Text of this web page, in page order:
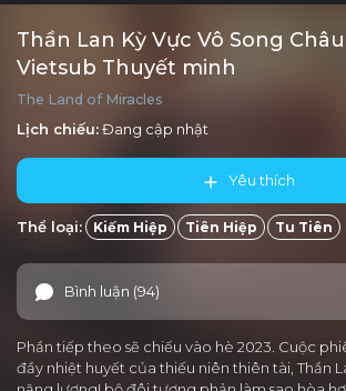
Thần Lan Kỳ Vực Vô Song
Vietsub Thuyết minh
The Land of Miracles
Lịch chiếu:Đang cập nhật
Yêu thích
Thể loại: Kiếm Hiệp Tiên Hiệp Tu Tiên
Bình luận (94)
Phần tiếp theo sẽ chiếu vào hè 2023. Cuộc
đầy nhiệt huyết của thiếu niên thiên tài, Thần